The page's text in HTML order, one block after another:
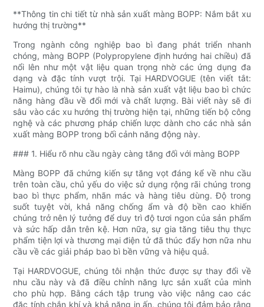
**Thông tin chi tiết từ nhà sản xuất màng BOPP: Nắm bắt xu
hướng thị trường**
Trong ngành công nghiệp bao bì đang phát triển nhanh
chóng, màng BOPP (Polypropylene định hướng hai chiều) đã
nổi lên như một vật liệu quan trọng nhờ các ứng dụng đa
dạng và đặc tính vượt trội. Tại HARDVOGUE (tên viết tắt:
Haimu), chúng tôi tự hào là nhà sản xuất vật liệu bao bì chức
năng hàng đầu về đổi mới và chất lượng. Bài viết này sẽ đi
sâu vào các xu hướng thị trường hiện tại, những tiến bộ công
nghệ và các phương pháp chiến lược dành cho các nhà sản
xuất màng BOPP trong bối cảnh năng động này.
### 1. Hiểu rõ nhu cầu ngày càng tăng đối với màng BOPP
Màng BOPP đã chứng kiến ​​sự tăng vọt đáng kể về nhu cầu
trên toàn cầu, chủ yếu do việc sử dụng rộng rãi chúng trong
bao bì thực phẩm, nhãn mác và hàng tiêu dùng. Độ trong
suốt tuyệt vời, khả năng chống ẩm và độ bền cao khiến
chúng trở nên lý tưởng để duy trì độ tươi ngon của sản phẩm
và sức hấp dẫn trên kệ. Hơn nữa, sự gia tăng tiêu thụ thực
phẩm tiện lợi và thương mại điện tử đã thúc đẩy hơn nữa nhu
cầu về các giải pháp bao bì bền vững và hiệu quả.
Tại HARDVOGUE, chúng tôi nhận thức được sự thay đổi về
nhu cầu này và đã điều chỉnh năng lực sản xuất của mình
cho phù hợp. Bằng cách tập trung vào việc nâng cao các
đặc tính chắn khí và khả năng in ấn, chúng tôi đảm bảo rằng